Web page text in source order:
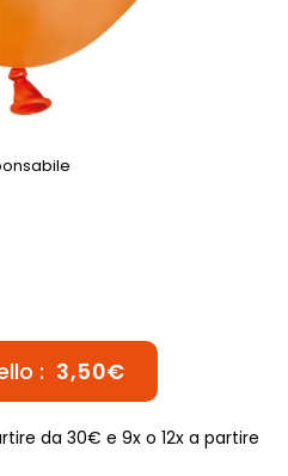
: 3,50€
da 30€ e 9x o 12x a partire